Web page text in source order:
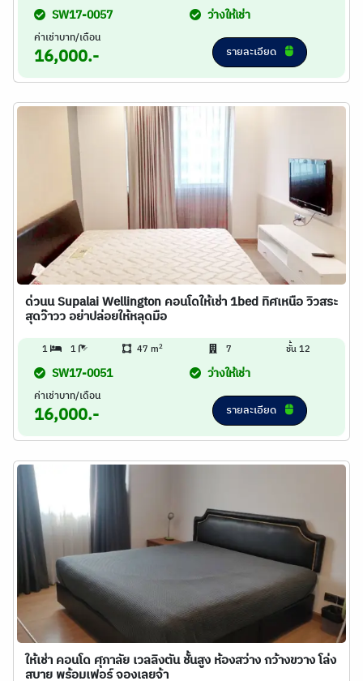
SW17-0057 ว่างให้เช่า
ค่าเช่าบาท/เดือน
16,000.- รายละเอียด
ด่วนน Supalai Wellington คอนโดให้เช่า 1bed ทิศเหนือ วิวสระ
สุดว๊าวว อย่าปล่อยให้หลุดมือ
1 1 47 m2 7 ชั้น 12
SW17-0051 ว่างให้เช่า
ค่าเช่าบาท/เดือน
16,000.- รายละเอียด
ให้เช่า คอนโด ศุภาลัย เวลลิงตัน ชั้นสูง ห้องสว่าง กว้างขวาง โล่ง
สบาย พร้อมเฟอร์ จองเลยจ้า